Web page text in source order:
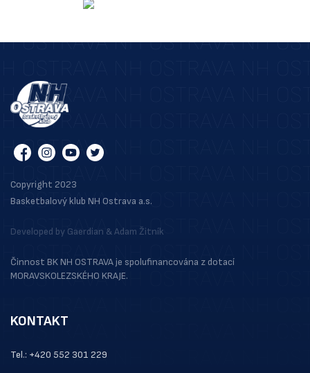
Copyright 2023
Basketbalový klub NH Ostrava a.s.
Developed by Gaerdian &Adam Žitník
Činnost BK NH OSTRAVA je spolufinancována z dotací
MORAVSKOLEZSKÉHO KRAJE.
KONTAKT
Tel.: +420 552 301 229